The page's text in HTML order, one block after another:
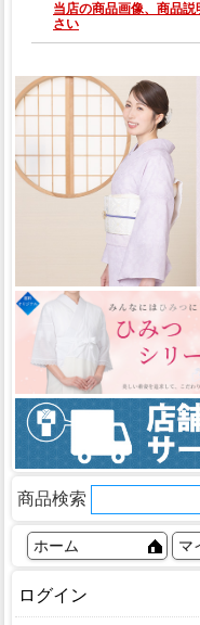
当店の商品画像、商品
さい
商品検索
ホーム マ
ログイン